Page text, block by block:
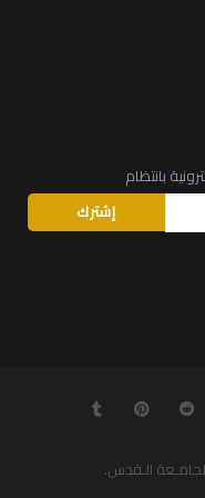
بانتظام
الـقدس.